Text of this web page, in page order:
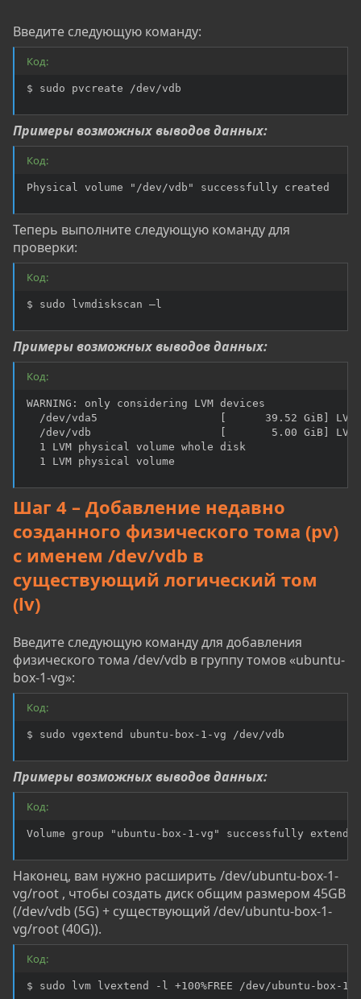
Введите следующую команду:
Код:
$ sudo pvcreate /dev/vdb
Примеры возможных выводов данных:
Код:
Physical volume "/dev/vdb" successfully created
Теперь выполните следующую команду для
проверки:
Код:
$ sudo lvmdiskscan –l
Примеры возможных выводов данных:
Код:
WARNING: only considering LVM devices
/dev/vda5                   [      39.52 GiB] LVM
/dev/vdb                    [       5.00 GiB] LVM
  1 LVM physical volume whole disk
  1 LVM physical volume
Шаг 4 – Добавление недавно
созданного физического тома (pv)
с именем /dev/vdb в
существующий логический том
(lv)
Введите следующую команду для добавления
физического тома /dev/vdb в группу томов «ubuntu-
box-1-vg»:
Код:
$ sudo vgextend ubuntu-box-1-vg /dev/vdb
Примеры возможных выводов данных:
Код:
Volume group "ubuntu-box-1-vg" successfully extended
Наконец, вам нужно расширить /dev/ubuntu-box-1-
vg/root , чтобы создать диск общим размером 45GB
(/dev/vdb (5G) + существующий /dev/ubuntu-box-1-
vg/root (40G)).
Код:
$ sudo lvm lvextend -l +100%FREE /dev/ubuntu-box-